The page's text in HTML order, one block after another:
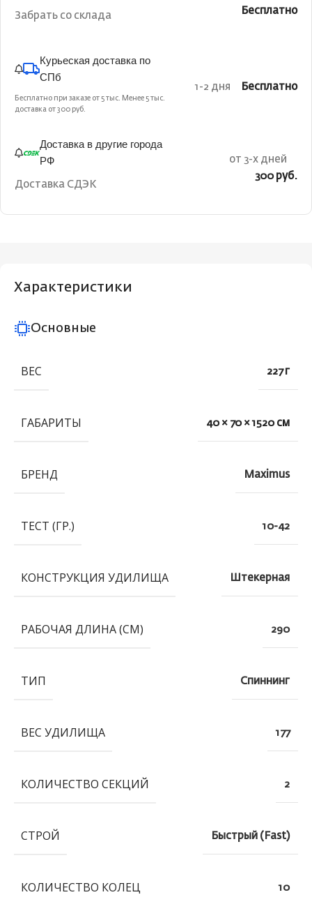
Забрать со склада Бесплатно
Курьеская доставка по
СПб
Бесплатно при заказе от 5 тыс. Менее 5 тыс.
доставка от 300 руб.
1-2 дня Бесплатно
Доставка в другие города
РФ
Доставка СДЭК
от 3-х дней
300 руб.
Характеристики
Основные
ВЕС 227 г
ГАБАРИТЫ 40 × 70 × 1520 см
БРЕНД Maximus
ТЕСТ (ГР.) 10-42
КОНСТРУКЦИЯ УДИЛИЩА Штекерная
РАБОЧАЯ ДЛИНА (СМ) 290
ТИП Спиннинг
ВЕС УДИЛИЩА 177
КОЛИЧЕСТВО СЕКЦИЙ 2
СТРОЙ Быстрый (Fast)
КОЛИЧЕСТВО КОЛЕЦ 10